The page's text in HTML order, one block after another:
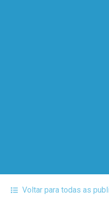
Voltar para todas as